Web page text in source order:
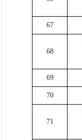
67
68
69
70
71